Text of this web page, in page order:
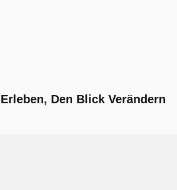
Den Blick Verändern